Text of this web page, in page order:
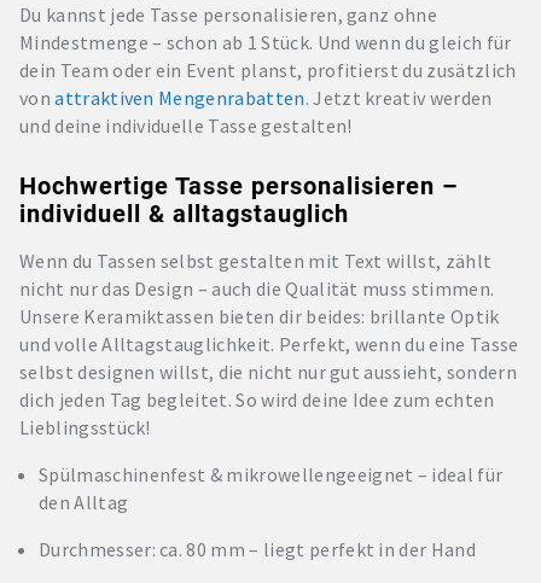
Du kannst jede Tasse personalisieren, ganz ohne
Mindestmenge – schon ab 1 Stück. Und wenn du gleich für
dein Team oder ein Event planst, profitierst du zusätzlich
vonattraktiven Mengenrabatten. Jetzt kreativ werden
und deine individuelle Tasse gestalten!
Hochwertige Tasse personalisieren –
individuell & alltagstauglich
Wenn du Tassen selbst gestalten mit Text willst, zählt
nicht nur das Design – auch die Qualität muss stimmen.
Unsere Keramiktassen bieten dir beides: brillante Optik
und volle Alltagstauglichkeit. Perfekt, wenn du eine Tasse
selbst designen willst, die nicht nur gut aussieht, sondern
dich jeden Tag begleitet. So wird deine Idee zum echten
Lieblingsstück!
Spülmaschinenfest & mikrowellengeeignet – ideal für
den Alltag
Durchmesser: ca. 80 mm – liegt perfekt in der Hand